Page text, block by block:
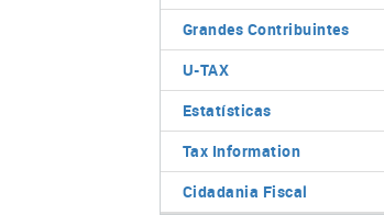
Grandes Contribuintes
U-TAX
Estatísticas
Tax Information
Cidadania Fiscal